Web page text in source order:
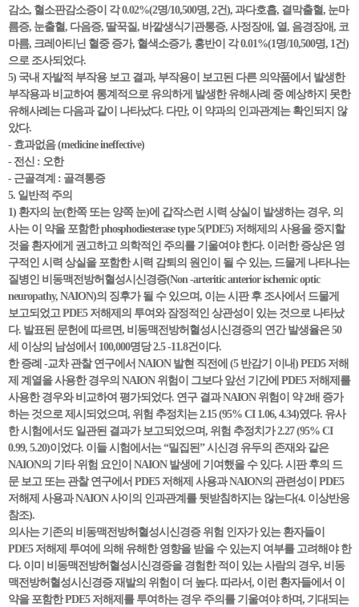
감소, 혈소판감소증이 각 0.02%(2명/10,500명, 2건), 과다호흡, 결막출혈, 눈마
름증, 눈출혈, 다음증, 딸꾹질, 바깥생식기관통증, 사정장애, 열, 음경장애, 코
마름, 크레아티닌 혈중 증가, 혈색소증가, 홍반이 각 0.01%(1명/10,500명, 1건)
으로 조사되었다.
5) 국내 자발적 부작용 보고 결과, 부작용이 보고된 다른 의약품에서 발생한
부작용과 비교하여 통계적으로 유의하게 발생한 유해사례 중 예상하지 못한
유해사례는 다음과 같이 나타났다. 다만, 이 약과의 인과관계는 확인되지 않
았다.
- 효과없음 (medicine ineffective)
- 전신 : 오한
- 근골격계 : 골격통증
5. 일반적 주의
1) 환자의 눈(한쪽 또는 양쪽 눈)에 갑작스런 시력 상실이 발생하는 경우, 의
사는 이 약을 포함한 phosphodiesterase type 5(PDE5) 저해제의 사용을 중지할
것을 환자에게 권고하고 의학적인 주의를 기울여야 한다. 이러한 증상은 영
구적인 시력 상실을 포함한 시력 감퇴의 원인이 될 수 있는, 드물게 나타나는
질병인 비동맥전방허혈성시신경증(Non -arteritic anterior ischemic optic
neuropathy, NAION)의 징후가 될 수 있으며, 이는 시판 후 조사에서 드물게
보고되었고 PDE5 저해제의 투여와 잠정적인 상관성이 있는 것으로 나타났
다. 발표된 문헌에 따르면, 비동맥전방허혈성시신경증의 연간 발생율은 50
세 이상의 남성에서 100,000명당 2.5 -11.8건이다.
한 증례 -교차 관찰 연구에서 NAION 발현 직전에 (5 반감기 이내) PED5 저해
제 계열을 사용한 경우의 NAION 위험이 그보다 앞선 기간에 PDE5 저해제를
사용한 경우와 비교하여 평가되었다. 연구 결과 NAION 위험이 약 2배 증가
하는 것으로 제시되었으며, 위험 추정치는 2.15 (95% CI 1.06, 4.34)였다. 유사
한 시험에서도 일관된 결과가 보고되었으며, 위험 추정치가 2.27 (95% CI
0.99, 5.20)이었다. 이들 시험에서는 “밀집된” 시신경 유두의 존재와 같은
NAION의 기타 위험 요인이 NAION 발생에 기여했을 수 있다. 시판 후의 드
문 보고 또는 관찰 연구에서 PDE5 저해제 사용과 NAION의 관련성이 PDE5
저해제 사용과 NAION 사이의 인과관계를 뒷받침하지는 않는다(4. 이상반응
참조).
의사는 기존의 비동맥전방허혈성시신경증 위험 인자가 있는 환자들이
PDE5 저해제 투여에 의해 유해한 영향을 받을 수 있는지 여부를 고려해야 한
다. 이미 비동맥전방허혈성시신경증을 경험한 적이 있는 사람의 경우, 비동
맥전방허혈성시신경증 재발의 위험이 더 높다. 따라서, 이런 환자들에서 이
약을 포함한 PDE5 저해제를 투여하는 경우 주의를 기울여야 하며, 기대되는